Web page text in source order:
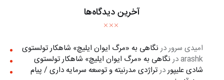
آخرین دیدگاه‌ها
امیدی سروردر نگاهی به «مرگ ايوان ايليچ» شاهکار تولستوی
arashkدر نگاهی به «مرگ ايوان ايليچ» شاهکار تولستوی
شادی علیپوردرتراژدی مدرنیته و توسعه سرمایه داری / پیام